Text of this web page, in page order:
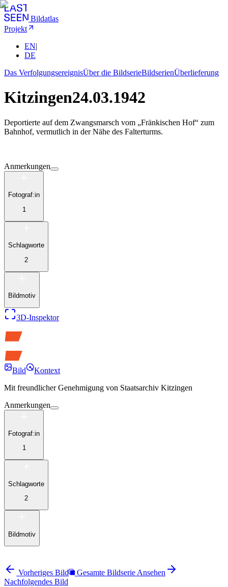
Bildatlas
Projekt
EN|
DE
Das VerfolgungsereignisÜber die BildserieBildserienÜberlieferung
Kitzingen24.03.1942
Deportierte auf dem Zwangsmarsch vom „Fränkischen Hof“ zum
Bahnhof, vermutlich in der Nähe des Falterturms.
Anmerkungen
Fotograf:in
1
Schlagworte
2
Bildmotiv
3D-Inspektor
Bild
Kontext
Mit freundlicher Genehmigung von Staatsarchiv Kitzingen
Anmerkungen
Fotograf:in
1
Schlagworte
2
Bildmotiv
Vorheriges Bild
Gesamte Bildserie Ansehen
Nachfolgendes Bild